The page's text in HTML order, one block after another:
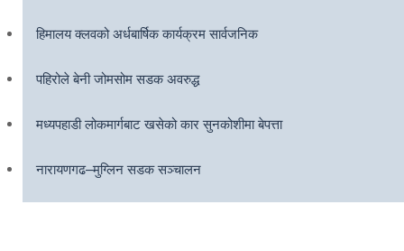
हिमालय क्लवको अर्धबार्षिक कार्यक्रम सार्वजनिक
पहिरोले बेनी जोमसोम सडक अवरुद्ध
मध्यपहाडी लोकमार्गबाट खसेको कार सुनकोशीमा बेपत्ता
नारायणगढ–मुग्लिन सडक सञ्चालन